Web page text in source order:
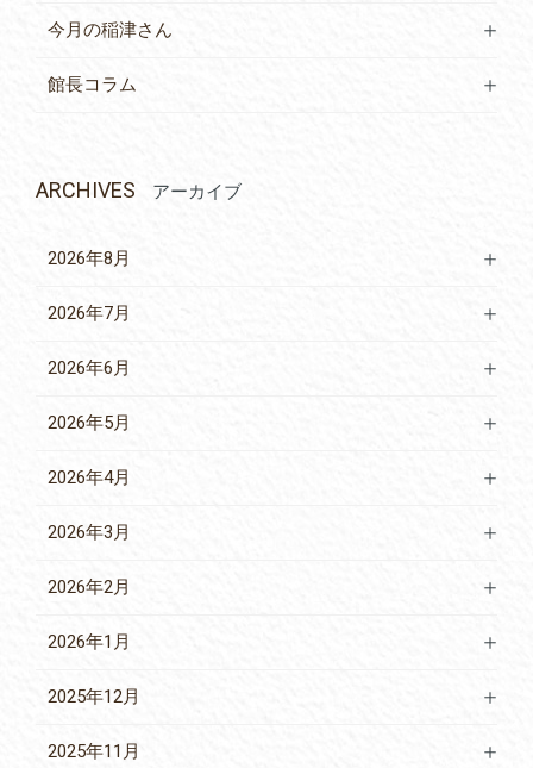
今月の稲津さん
館長コラム
ARCHIVES アーカイブ
2026年8月
2026年7月
2026年6月
2026年5月
2026年4月
2026年3月
2026年2月
2026年1月
2025年12月
2025年11月